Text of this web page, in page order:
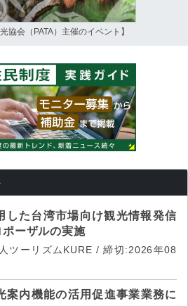
協会（PATA）主催のイベント】
した台湾市場向け観光情報発信
ーザルの実施
ツーリズムKURE / 締切:2026年08
案内機能の活用促進事業業務に